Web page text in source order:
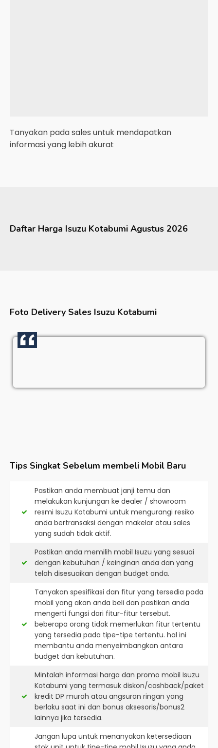
Tanyakan pada sales untuk mendapatkan
informasi yang lebih akurat
Daftar Harga Isuzu Kotabumi Agustus 2026
Foto Delivery Sales Isuzu Kotabumi
Tips Singkat Sebelum membeli Mobil Baru
Pastikan anda membuat janji temu dan
melakukan kunjungan ke dealer / showroom
resmi Isuzu Kotabumi untuk mengurangi resiko
anda bertransaksi dengan makelar atau sales
yang sudah tidak aktif.
Pastikan anda memilih mobil Isuzu yang sesuai
dengan kebutuhan / keinginan anda dan yang
telah disesuaikan dengan budget anda.
Tanyakan spesifikasi dan fitur yang tersedia pada
mobil yang akan anda beli dan pastikan anda
mengerti fungsi dari fitur-fitur tersebut.
beberapa orang tidak memerlukan fitur tertentu
yang tersedia pada tipe-tipe tertentu. hal ini
membantu anda menyeimbangkan antara
budget dan kebutuhan.
Mintalah informasi harga dan promo mobil Isuzu
Kotabumi yang termasuk diskon/cashback/paket
kredit DP murah atau angsuran ringan yang
berlaku saat ini dan bonus aksesoris/bonus2
lainnya jika tersedia.
Jangan lupa untuk menanyakan ketersediaan